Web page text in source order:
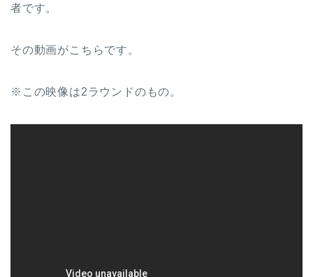
者です。
その動画がこちらです。
※この映像は2ラウンドのもの。